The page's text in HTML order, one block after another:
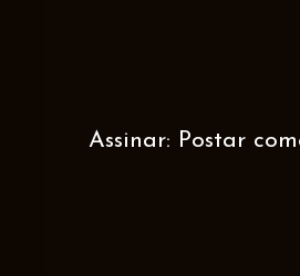
Assinar: Postar